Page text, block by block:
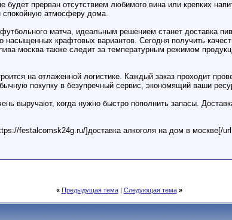
прерван отсутствием любимого вина или крепких
спокойную атмосферу дома.
матча, идеальным решением станет доставка
насыщенных крафтовых вариантов. Сегодня получить
москва также следит за температурным режимом
на отлаженной логистике. Каждый заказ проходит
покупку в безупречный сервис, экономящий ваши
выручают, когда нужно быстро пополнить запасы.
festalcomsk24g.ru/]доставка алкоголя на дом в москве[/url
« Предыдущая тема| Следующая тема »